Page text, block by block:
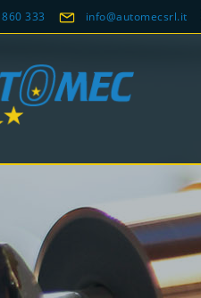
333 info@automecsrl.it